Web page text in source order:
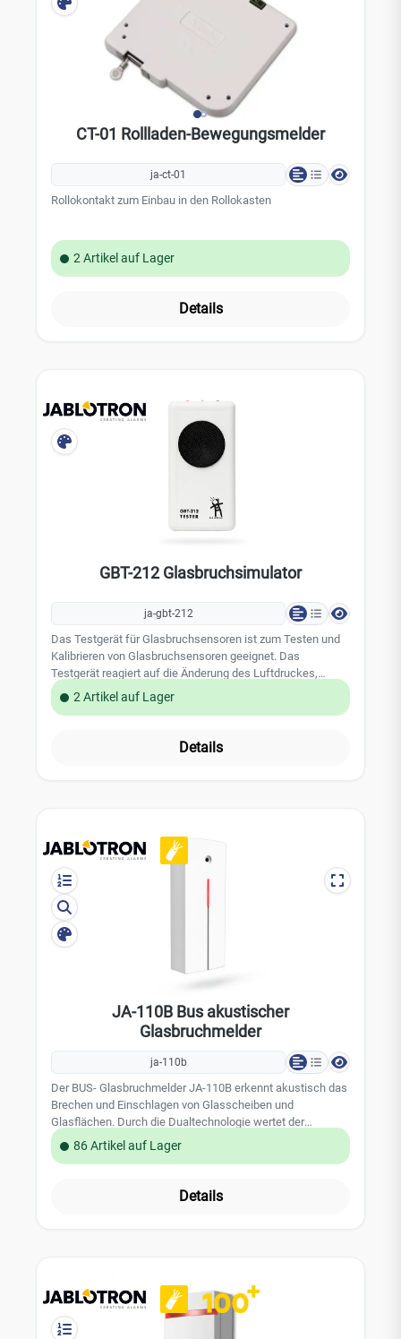
CT-01 Rollladen-Bewegungsmelder
ja-ct-01
Rollokontakt zum Einbau in den Rollokasten
2 Artikel auf Lager
Details
GBT-212 Glasbruchsimulator
ja-gbt-212
Das Testgerät für Glasbruchsensoren ist zum Testen und
Kalibrieren von Glasbruchsensoren geeignet. Das
Testgerät reagiert auf die Änderung des Luftdruckes,
ausgelöst z.B. durch einen leichten Stoß mit der flachen
Hand gegen die Scheibe, und simuliert dann das Geräusch
sollte dann auf Grund der Luftdruckveränderung und des
Stromversorgung: 9 V Blockbatterie Stromverbrauch: 6-200
mA Erfassungsbereich: bis zu 9 m Abmessungen: 70 x 135
x 29 mm Betriebstemperatur: -10 Grad bis 40 °C
Umgebungsbedingungen: EN 50131-1: II, innen ETSI EN
300220
2 Artikel auf Lager
Details
JA-110B Bus akustischer
Glasbruchmelder
ja-110b
Der BUS- Glasbruchmelder JA-110B erkennt akustisch das
Brechen und Einschlagen von Glasscheiben und
Glasflächen. Durch die Dualtechnologie wertet der
Glasbruchsensor eine Luftdruckänderung und die
Geräuschanalyse aus. Leistungsmerkmale:
Empfindlichkeit Alarm-Speicher zur Lokalisierung des
22 mm Umgebungsbedingungen: EN 50131-1: II, innen
Betriebstemperatur: -10 Grad bis 40 °C Sicherheitsstufe:
Grad 2, EN 50131-1, EN 50131-2-7-1 EAN 8594052537499
86 Artikel auf Lager
Details